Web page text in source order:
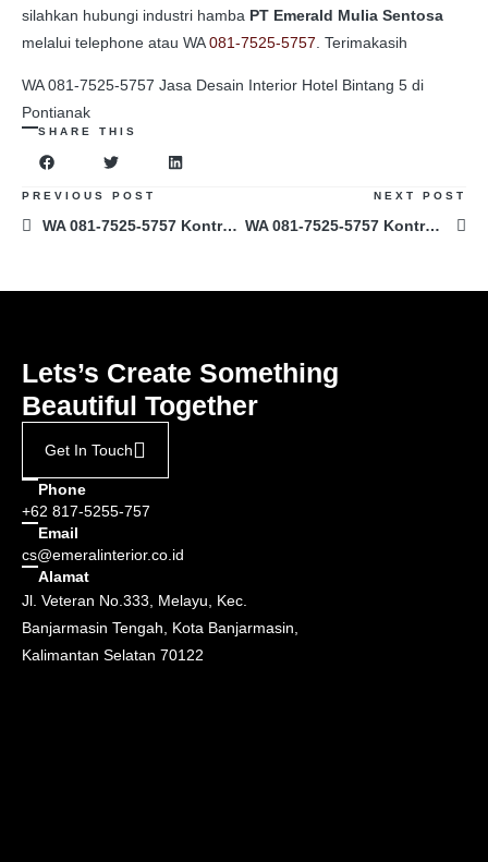
silahkan hubungi industri hamba PT Emerald Mulia Sentosa
melalui telephone atau WA081-7525-5757 . Terimakasih
WA 081-7525-5757 Jasa Desain Interior Hotel Bintang 5 di
Pontianak
SHARE THIS
PREVIOUS POST
WA 081-7525-5757 Kontraktor Desain Interior Apartemen di Banjarbaru
NEXT POST
WA 081-7525-5757 Kontraktor Desain Interior Rumah Minimalis di Jakarta
Lets’s Create Something
Beautiful Together
Get In Touch
Phone
+62 817-5255-757
Email
cs@emeralinterior.co.id
Alamat
Jl. Veteran No.333, Melayu, Kec.
Banjarmasin Tengah, Kota Banjarmasin,
Kalimantan Selatan 70122